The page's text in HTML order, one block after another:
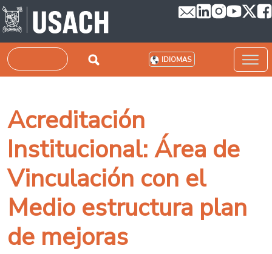
Pasar al contenido principal
Buscar IDIOMAS
Acreditación
Institucional: Área de
Vinculación con el
Medio estructura plan
de mejoras